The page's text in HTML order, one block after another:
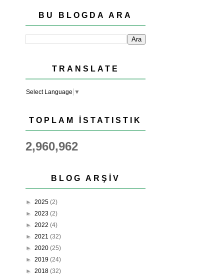
BU BLOGDA ARA
TRANSLATE
Select Language ▼
TOPLAM İSTATISTIK
2,960,962
BLOG ARŞIV
► 2025 (2)
► 2023 (2)
► 2022 (4)
► 2021 (32)
► 2020 (25)
► 2019 (24)
► 2018 (32)